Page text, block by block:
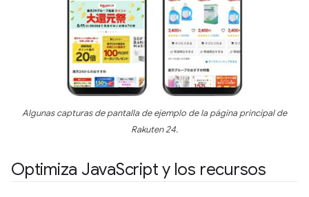
Algunas capturas de pantalla de ejemplo de la página principal de
Rakuten 24.
Optimiza JavaScript y los recursos